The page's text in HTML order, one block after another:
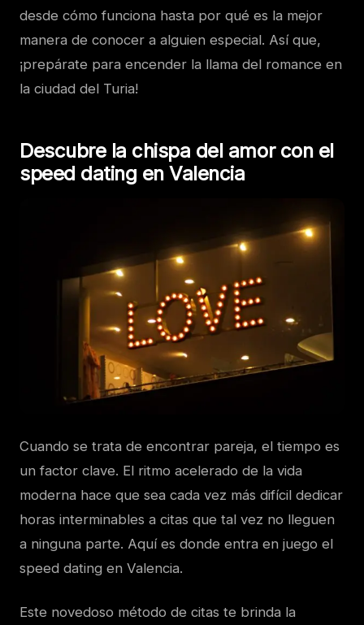
desde cómo funciona hasta por qué es la mejor
manera de conocer a alguien especial. Así que,
¡prepárate para encender la llama del romance en
la ciudad del Turia!
Descubre la chispa del amor con el
speed dating en Valencia
Cuando se trata de encontrar pareja, el tiempo es
un factor clave. El ritmo acelerado de la vida
moderna hace que sea cada vez más difícil dedicar
horas interminables a citas que tal vez no lleguen
a ninguna parte. Aquí es donde entra en juego el
speed dating en Valencia.
Este novedoso método de citas te brinda la